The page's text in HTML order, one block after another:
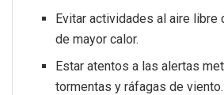
Evitar actividades al aire libre
de mayor calor.
Estar atentos a las alertas
tormentas y ráfagas de viento.